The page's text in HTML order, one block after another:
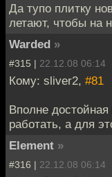
Да тупо плитку
летают, чтобы на
Warded »
#315 | 22.12.08 06:14
Кому: sliver2, #81
Вполне
работать, а для
Element »
#316 | 22.12.08 06:14